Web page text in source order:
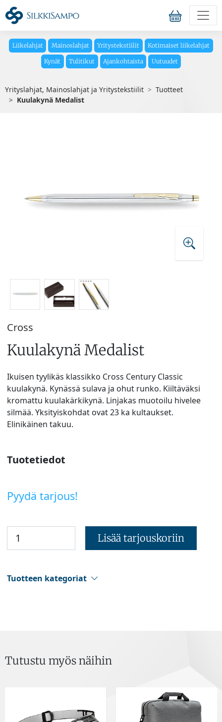
Liikelahjat Mainoslahjat Yritystekstiilit Kotimaiset liikelahjat
Kynät Tulitikut Ajankohtaista Uutuudet
Yrityslahjat, Mainoslahjat ja Yritystekstiilit
Tuotteet
Kuulakynä Medalist
Cross
Kuulakynä Medalist
Ikuisen tyylikäs klassikko Cross Century Classic
kuulakynä. Kynässä sulava ja ohut runko. Kiiltäväksi
kromattu kuulakärkikynä. Linjakas muotoilu hivelee
silmää. Yksityiskohdat ovat 23 ka kultaukset.
Elinikäinen takuu.
Tuotetiedot
Pyydä tarjous!
Lisää tarjouskoriin
Tuotteen kategoriat
Tutustu myös näihin